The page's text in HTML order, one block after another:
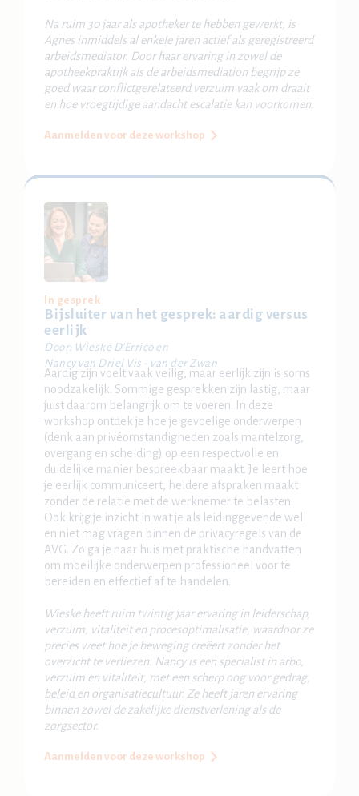
Na ruim 30 jaar als apotheker te hebben gewerkt, is
Agnes inmiddels al enkele jaren actief als geregistreerd
arbeidsmediator. Door haar ervaring in zowel de
apotheekpraktijk als de arbeidsmediation begrijp ze
goed waar conflictgerelateerd verzuim vaak om draait
en hoe vroegtijdige aandacht escalatie kan voorkomen.
Aanmelden voor deze workshop
In gesprek
Bijsluiter van het gesprek: aardig versus
eerlijk
Door: Wieske D'Errico en
Nancy van Driel Vis - van der Zwan
Aardig zijn voelt vaak veilig, maar eerlijk zijn is soms
noodzakelijk. Sommige gesprekken zijn lastig, maar
juist daarom belangrijk om te voeren. In deze
workshop ontdek je hoe je gevoelige onderwerpen
(denk aan privéomstandigheden zoals mantelzorg,
overgang en scheiding) op een respectvolle en
duidelijke manier bespreekbaar maakt. Je leert hoe
je eerlijk communiceert, heldere afspraken maakt
zonder de relatie met de werknemer te belasten.
Ook krijg je inzicht in wat je als leidinggevende wel
en niet mag vragen binnen de privacyregels van de
AVG. Zo ga je naar huis met praktische handvatten
om moeilijke onderwerpen professioneel voor te
bereiden en effectief af te handelen.
Wieske heeft ruim twintig jaar ervaring in leiderschap,
verzuim, vitaliteit en procesoptimalisatie, waardoor ze
precies weet hoe je beweging creëert zonder het
overzicht te verliezen. Nancy is een specialist in arbo,
verzuim en vitaliteit, met een scherp oog voor gedrag,
beleid en organisatiecultuur. Ze heeft jaren ervaring
binnen zowel de zakelijke dienstverlening als de
zorgsector.
Aanmelden voor deze workshop